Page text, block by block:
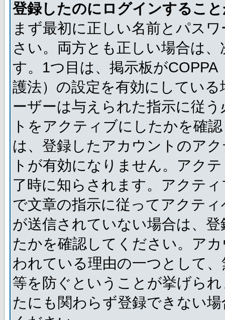
登録したのにログインするこ
まず最初に正しい名前とパス
さい。両方とも正しい場合は
す。1つ目は、掲示板が
護法）の設定を有効にしてい
ーザーは与えられた指示に従
トをアクティブにしたかを確
は、登録したアカウントのア
トが有効になりません。アク
了時に知らされます。アクテ
で文章の指示に従ってアクテ
が送信されていない場合は、
たかを確認してください。ア
われている理由の一つとして
等を防ぐということが挙げら
たにも関わらず登録できない